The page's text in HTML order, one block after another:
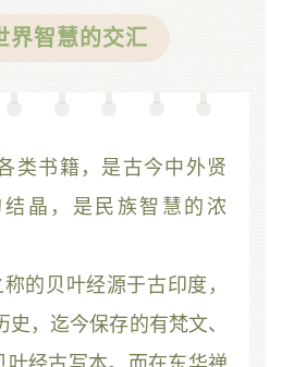
界智慧的交汇
类书籍，是古今中外贤
晶，是民族智慧的浓
的贝叶经源于古印度，
，迄今保存的有梵文、